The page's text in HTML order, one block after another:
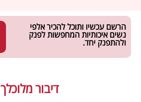
הרשם עכשיו ותוכל להכיר אלפי
נשים איכותיות המחפשות לפנק
ולהתפנק יחד.
דיבור מלוכלך